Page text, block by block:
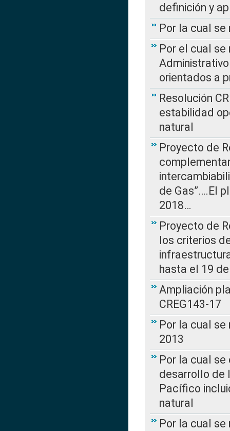
definición y
Por la cual
Por el cual
orientados a
Resolución
estabilidad
natural
Proyecto de
de Gas”….El
2018…
Proyecto de
los criterios
hasta el 19
Ampliación
CREG143-17
Por la cual se
2013
Por la cual
desarrollo de
Pacífico
natural
Por la cual se